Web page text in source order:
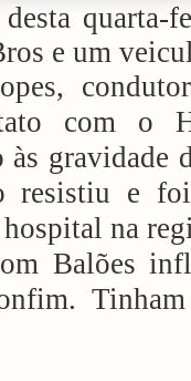
e um
com o
gravidade
resistiu e
na
Balões